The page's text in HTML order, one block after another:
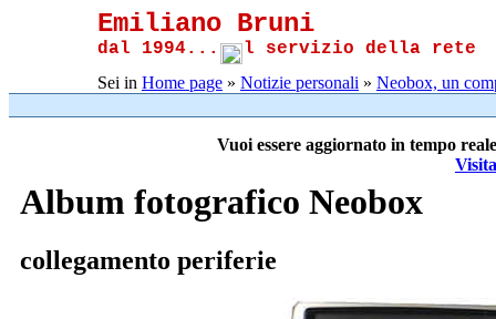
Emiliano Bruni
dal 1994... l servizio della rete
Sei in Home page » Notizie personali » Neobox, un
Vuoi essere aggiornato in tempo
Album fotografico Neobox
collegamento periferie